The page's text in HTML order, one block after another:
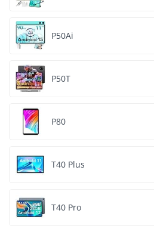
P50Ai
P50T
P80
T40 Plus
T40 Pro